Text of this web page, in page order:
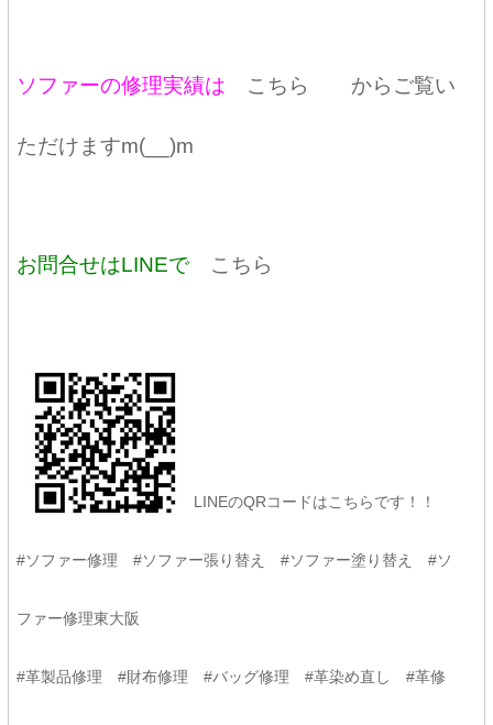
ソファーの修理実績は こちら からご覧い
ただけますm(__)m
お問合せはLINEで こちら
LINEのQRコードはこちらです！！
#ソファー修理 #ソファー張り替え #ソファー塗り替え #ソ
ファー修理東大阪
#革製品修理 #財布修理 #バッグ修理 #革染め直し #革修